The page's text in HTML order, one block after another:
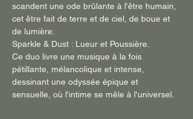
scandent une ode brûlante à l'être humain,
cet être fait de terre et de ciel, de boue et
de lumière.
Sparkle & Dust : Lueur et Poussière.
Ce duo livre une musique à la fois
pétillante, mélancolique et intense,
dessinant une odyssée épique et
sensuelle, où l'intime se mêle à l'universel.